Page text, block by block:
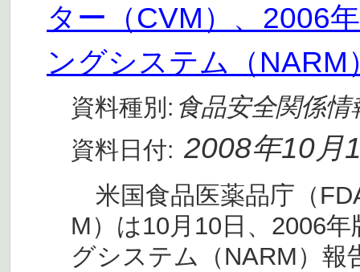
ター（CVM）、2006
ングシステム（NARM
資料種別: 食品安全関係情
資料日付: 2008年10月
米国食品医薬品庁（
M）は10月10日、2006
グシステム（NARM）報